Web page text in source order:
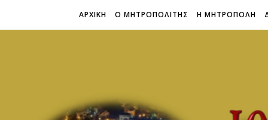
ΑΡΧΙΚΗ Ο ΜΗΤΡΟΠΟΛΙΤΗΣ Η ΜΗΤΡΟΠΟΛΗ